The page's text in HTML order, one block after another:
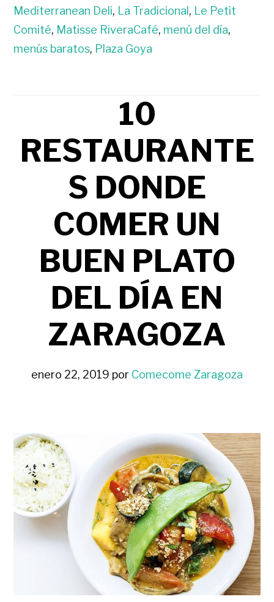
Mediterranean Deli, La Tradicional, Le Petit
Comité, Matisse RiveraCafé, menú del día,
menús baratos, Plaza Goya
10
RESTAURANTE
S DONDE
COMER UN
BUEN PLATO
DEL DÍA EN
ZARAGOZA
enero 22, 2019 por Comecome Zaragoza